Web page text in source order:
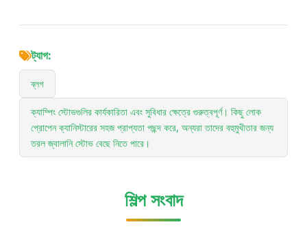
ট্যাগ:
ব্লগ
ক্যাম্পিং স্টোভগুলির কার্যকারিতা এবং সুবিধার ক্ষেত্রে গুরুত্বপূর্ণ। কিছু লোক
প্রোপেন ক্যানিস্টারের সহজ প্রাপ্যতা পছন্দ করে, অন্যরা তাদের বহুমুখীতার জন্য
তরল জ্বালানি স্টোভ বেছে নিতে পারে।
শিল্প সংবাদ